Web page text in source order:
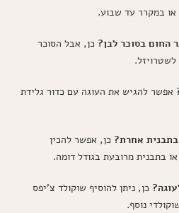
החום בסוכר לבן? כן, אבל הסוכר
אפשר להגיש את העוגה עם כדור גלידת
אחרת? כן, אפשר להכין
כן, ניתן להוסיף שוקולד צ'יפס
נוסף.